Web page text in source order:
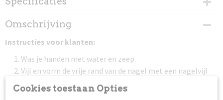
Productcode
97009
Omschrijving
Instructies voor klanten:
Was je handen met water en zeep.
Vijl en vorm de vrije rand van de nagel met een nagelvijl
met 240 grit.
Duw de nagelriem voorzichting terug met een (metalen)
Cookies toestaan Opties